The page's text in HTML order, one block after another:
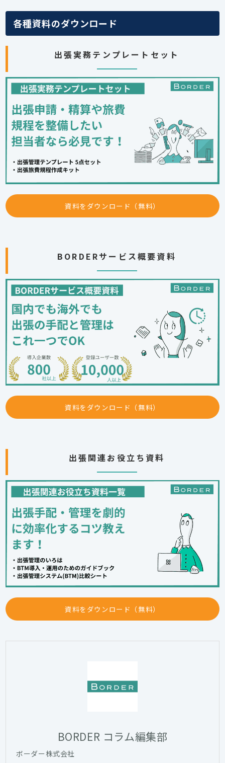
各種資料のダウンロード
出張実務テンプレートセット
資料をダウンロード（無料）
BORDERサービス概要資料
資料をダウンロード（無料）
出張関連お役立ち資料
資料をダウンロード（無料）
BORDER コラム編集部
ボーダー株式会社